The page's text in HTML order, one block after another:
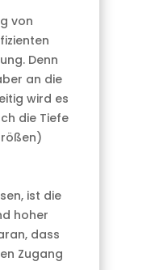
von
Denn
an die
wird es
die Tiefe
ist die
hoher
dass
Zugang